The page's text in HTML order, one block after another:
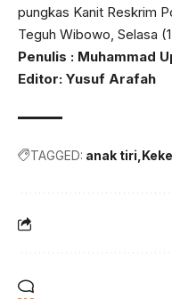
pungkas Kanit Reskrim
Teguh Wibowo, Selasa
Penulis : Muhammad
Editor: Yusuf Arafah
TAGGED: anak tiri